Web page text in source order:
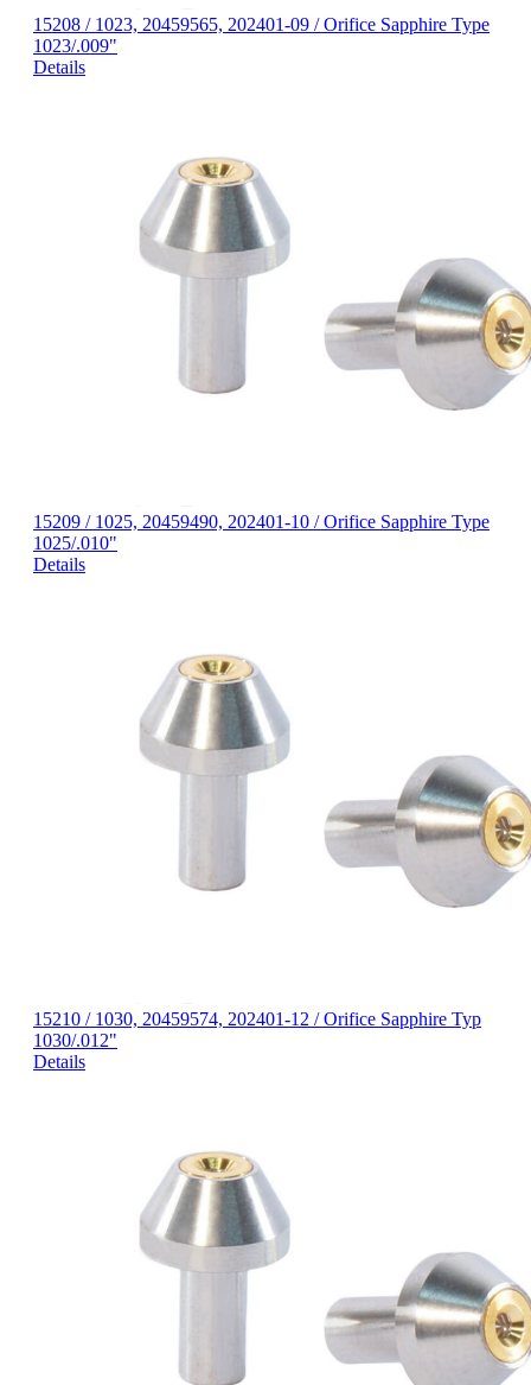
15208 / 1023, 20459565, 202401-09 / Orifice Sapphire Type
1023/.009"
Details
15209 / 1025, 20459490, 202401-10 / Orifice Sapphire Type
1025/.010"
Details
15210 / 1030, 20459574, 202401-12 / Orifice Sapphire Typ
1030/.012"
Details